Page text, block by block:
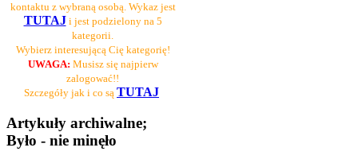
kontaktu z wybraną osobą. Wykaz jest
TUTAJ i jest podzielony na 5
kategorii.
Wybierz interesującą Cię kategorię!
UWAGA: Musisz się najpierw
zalogować!!
Szczegóły jak i co są TUTAJ
Artykuły archiwalne;
Było - nie minęło